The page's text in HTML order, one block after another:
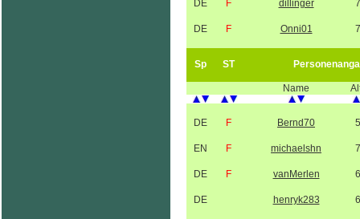
DE F dillinger
DE F Onni01
Sp ST
Name
DE F Bernd70
EN F michaelshn
DE F vanMerlen
DE henryk283